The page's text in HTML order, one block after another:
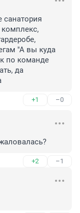
санатория
"А вы куда
по команде
да
+1 –0
+2 –1